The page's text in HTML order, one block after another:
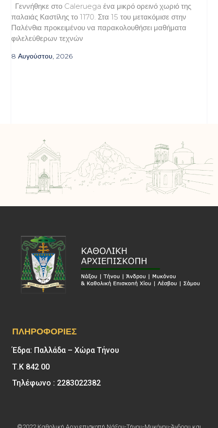
Γεννήθηκε στο Caleruega ένα μικρό ορεινό χωριό της
παλαιάς Καστίλης το 1170. Στα 15 του μετακόμισε στην
Παλένθια προκειμένου να παρακολουθήσει μαθήματα
φιλελεύθερων τεχνών
8 Αυγούστου, 2026
ΠΛΗΡΟΦΟΡΊΕΣ
Έδρα: Παλλάδα – Χώρα Τήνου
Τ.Κ 842 00
Τηλέφωνο : 2283022382